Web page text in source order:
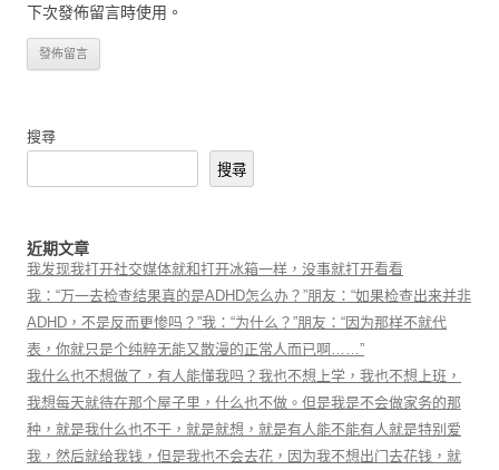
下次發佈留言時使用。
搜尋
搜尋
近期文章
我发现我打开社交媒体就和打开冰箱一样，没事就打开看看
我：“万一去检查结果真的是ADHD怎么办？”朋友：“如果检查出来并非
ADHD，不是反而更惨吗？”我：“为什么？”朋友：“因为那样不就代
表，你就只是个纯粹无能又散漫的正常人而已啊……”
我什么也不想做了，有人能懂我吗？我也不想上学，我也不想上班，
我想每天就待在那个屋子里，什么也不做。但是我是不会做家务的那
种，就是我什么也不干，就是就想，就是有人能不能有人就是特别爱
我，然后就给我钱，但是我也不会去花，因为我不想出门去花钱，就